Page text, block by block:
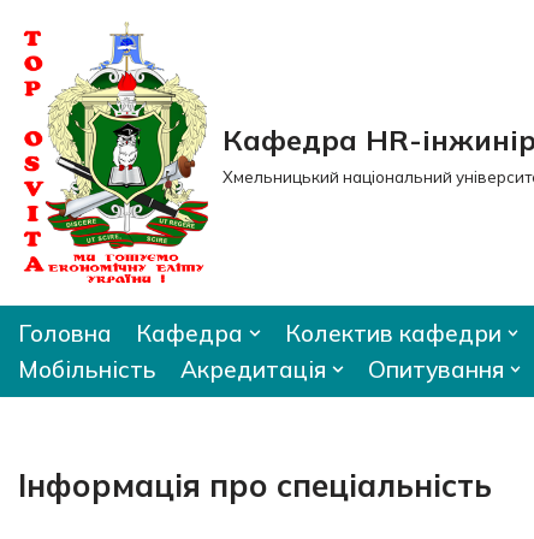
Перейти
до
вмісту
Кафедра HR-
Хмельницький національний
Головна Кафедра Колектив кафедри
Мобільність
Акредитація Опитування
Інформація про спеціальність